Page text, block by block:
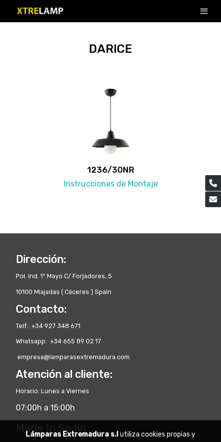
DARICE
1236/30NR
Instrucciones de Montaje
Dirección:
Pol. Ind. 1º Mayo C/ Forjadores, 5
10100 Miajadas ( Cáceres ) Spain
Contacto:
Telf.: +34 927 348 671
Whatsapp: +34 655 89 02 17
empresa@lamparasextremadura.com
Atención al cliente:
Horario: Lunes a Viernes
07:00h a 15:00h
Made In Spain
Lámparas Extremadura s.lutiliza cookies propias y